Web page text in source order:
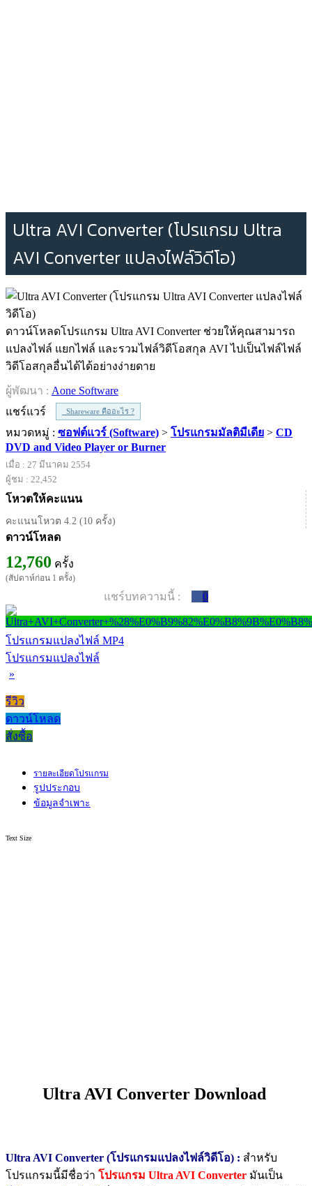
Ultra AVI Converter (โปรแกรม Ultra
AVI Converter แปลงไฟล์วิดีโอ)
ดาวน์โหลดโปรแกรม Ultra AVI Converter ช่วยให้คุณสามารถ
แปลงไฟล์ แยกไฟล์ และรวมไฟล์วิดีโอสกุล AVI ไปเป็นไฟล์ไฟล์
วิดีโอสกุลอื่นได้ได้อย่างง่ายดาย
ผู้พัฒนา : Aone Software
แชร์แวร์
Shareware คืออะไร ?
หมวดหมู่ : ซอฟต์แวร์ (Software) > โปรแกรมมัลติมีเดีย > CD
DVD and Video Player or Burner
เมื่อ : 27 มีนาคม 2554
ผู้ชม : 22,452
โหวตให้คะแนน
คะแนนโหวต 4.2 (10 ครั้ง)
ดาวน์โหลด
12,760 ครั้ง
(สัปดาห์ก่อน 1 ครั้ง)
แชร์บทความนี้ : 0
โปรแกรมแปลงไฟล์ MP4
โปรแกรมแปลงไฟล์
»
รีวิว
ดาวน์โหลด
สั่งซื้อ
รายละเอียดโปรแกรม
รูปประกอบ
ข้อมูลจำเพาะ
Text Size
Ultra AVI Converter Download
Ultra AVI Converter (โปรแกรมแปลงไฟล์วิดีโอ) : สำหรับ
โปรแกรมนี้มีชื่อว่า โปรแกรม Ultra AVI Converter มันเป็น